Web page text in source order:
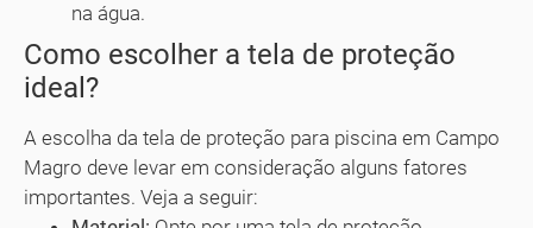
na água.
Como escolher a tela de proteção
ideal?
A escolha da tela de proteção para piscina em Campo
Magro deve levar em consideração alguns fatores
importantes. Veja a seguir: